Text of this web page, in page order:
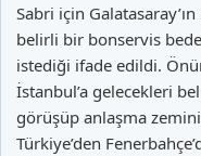
Sabri için
belirli bir bonservis
istediği ifade edildi.
İstanbul’a gelecekleri
görüşüp anlaşma
Türkiye’den